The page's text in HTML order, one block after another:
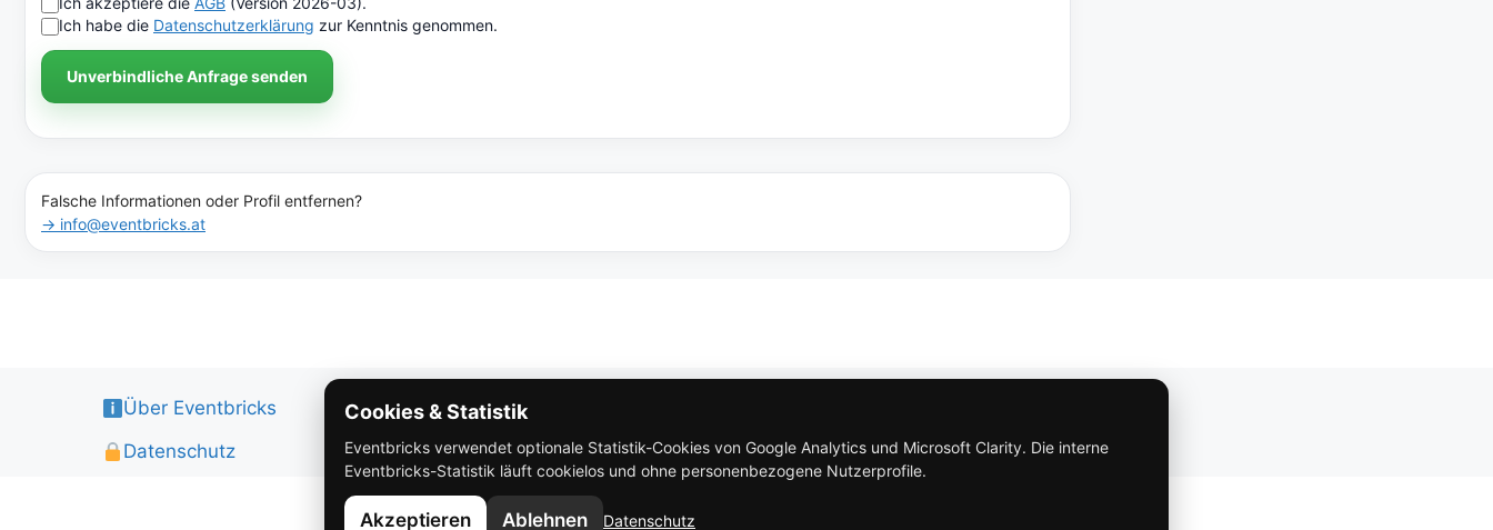
Ich habe die Datenschutzerklärung zur Kenntnis genommen.
Unverbindliche Anfrage senden
Falsche Informationen oder Profil entfernen?
→ info@eventbricks.at
Über Eventbricks
Datenschutz
AGB
Cookies & Statistik
Eventbricks verwendet optionale Statistik-Cookies von Google Analytics und Microsoft Clarity. Die interne
Eventbricks-Statistik läuft cookielos und ohne personenbezogene Nutzerprofile.
Akzeptieren Ablehnen Datenschutz